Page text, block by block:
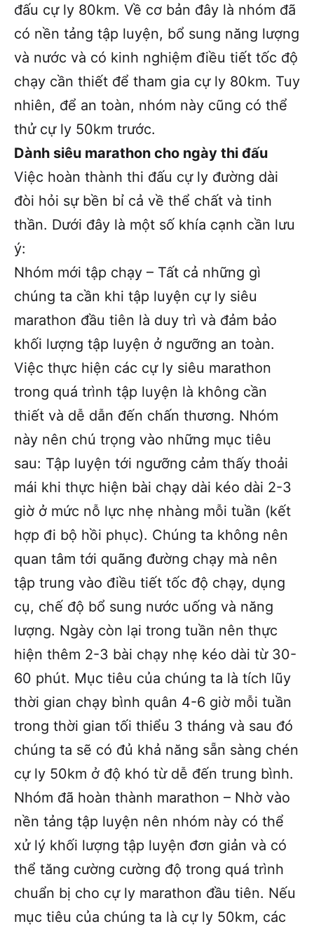
đấu cự ly 80km. Về cơ bản đây là nhóm đã
có nền tảng tập luyện, bổ sung năng lượng
và nước và có kinh nghiệm điều tiết tốc độ
chạy cần thiết để tham gia cự ly 80km. Tuy
nhiên, để an toàn, nhóm này cũng có thể
thử cự ly 50km trước.
Dành siêu marathon cho ngày thi đấu
Việc hoàn thành thi đấu cự ly đường dài
đòi hỏi sự bền bỉ cả về thể chất và tinh
thần. Dưới đây là một số khía cạnh cần lưu
ý:
Nhóm mới tập chạy – Tất cả những gì
chúng ta cần khi tập luyện cự ly siêu
marathon đầu tiên là duy trì và đảm bảo
khối lượng tập luyện ở ngưỡng an toàn.
Việc thực hiện các cự ly siêu marathon
trong quá trình tập luyện là không cần
thiết và dễ dẫn đến chấn thương. Nhóm
này nên chú trọng vào những mục tiêu
sau: Tập luyện tới ngưỡng cảm thấy thoải
mái khi thực hiện bài chạy dài kéo dài 2-3
giờ ở mức nỗ lực nhẹ nhàng mỗi tuần (kết
hợp đi bộ hồi phục). Chúng ta không nên
quan tâm tới quãng đường chạy mà nên
tập trung vào điều tiết tốc độ chạy, dụng
cụ, chế độ bổ sung nước uống và năng
lượng. Ngày còn lại trong tuần nên thực
hiện thêm 2-3 bài chạy nhẹ kéo dài từ 30-
60 phút. Mục tiêu của chúng ta là tích lũy
thời gian chạy bình quân 4-6 giờ mỗi tuần
trong thời gian tối thiểu 3 tháng và sau đó
chúng ta sẽ có đủ khả năng sẵn sàng chén
cự ly 50km ở độ khó từ dễ đến trung bình.
Nhóm đã hoàn thành marathon – Nhờ vào
nền tảng tập luyện nên nhóm này có thể
xử lý khối lượng tập luyện đơn giản và có
thể tăng cường cường độ trong quá trình
chuẩn bị cho cự ly marathon đầu tiên. Nếu
mục tiêu của chúng ta là cự ly 50km, các